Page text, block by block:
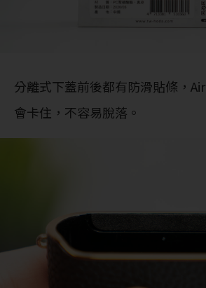
分離式下蓋前後都有防滑貼條，
會卡住，不容易脫落。